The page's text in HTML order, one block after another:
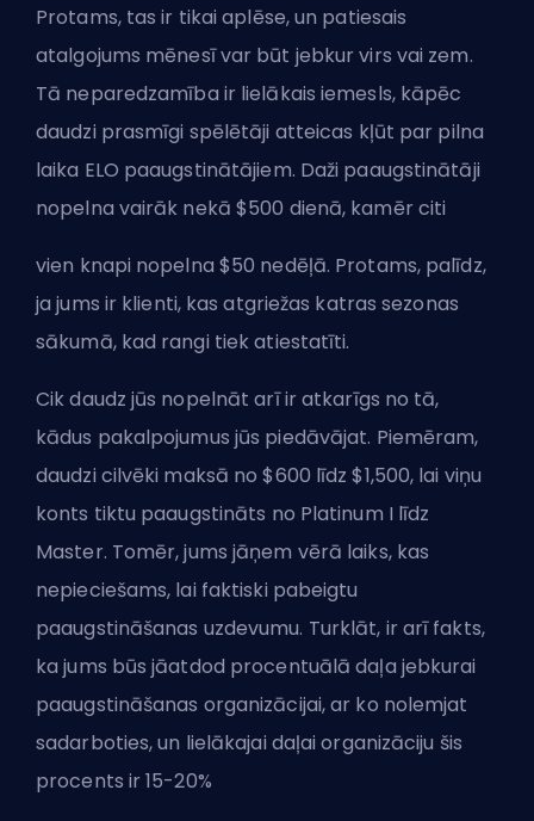
Protams, tas ir tikai aplēse, un patiesais
atalgojums mēnesī var būt jebkur virs vai zem.
Tā neparedzamība ir lielākais iemesls, kāpēc
daudzi prasmīgi spēlētāji atteicas kļūt par pilna
laika ELO paaugstinātājiem. Daži paaugstinātāji
nopelna vairāk nekā $500 dienā, kamēr citi
vien knapi nopelna $50 nedēļā. Protams, palīdz,
ja jums ir klienti, kas atgriežas katras sezonas
sākumā, kad rangi tiek atiestatīti.
Cik daudz jūs nopelnāt arī ir atkarīgs no tā,
kādus pakalpojumus jūs piedāvājat. Piemēram,
daudzi cilvēki maksā no $600 līdz $1,500, lai viņu
konts tiktu paaugstināts no Platinum I līdz
Master. Tomēr, jums jāņem vērā laiks, kas
nepieciešams, lai faktiski pabeigtu
paaugstināšanas uzdevumu. Turklāt, ir arī fakts,
ka jums būs jāatdod procentuālā daļa jebkurai
paaugstināšanas organizācijai, ar ko nolemjat
sadarboties, un lielākajai daļai organizāciju šis
procents ir 15-20%